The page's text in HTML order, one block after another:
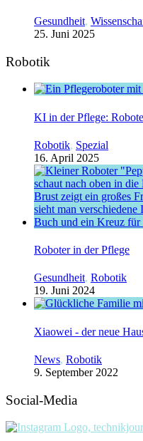
Gesundheit,
25. Juni 2025
Robotik
KI in der Pflege:
Robotik, Spezial
16. April 2025
Roboter in der Pflege
Gesundheit, Robotik
19. Juni 2024
Xiaowei - der neue
News, Robotik
9. September 2022
Social-Media